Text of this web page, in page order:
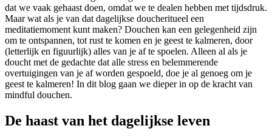
dat we vaak gehaast doen, omdat we te dealen hebben met tijdsdruk.
Maar wat als je van dat dagelijkse doucheritueel een
meditatiemoment kunt maken? Douchen kan een gelegenheid zijn
om te ontspannen, tot rust te komen en je geest te kalmeren, door
(letterlijk en figuurlijk) alles van je af te spoelen. Alleen al als je
doucht met de gedachte dat alle stress en belemmerende
overtuigingen van je af worden gespoeld, doe je al genoeg om je
geest te kalmeren! In dit blog gaan we dieper in op de kracht van
mindful douchen.
De haast van het dagelijkse leven